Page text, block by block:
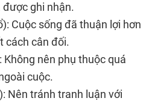
ghi nhận.
Cuộc sống đã thuận lợi hơn
cách cân đối.
nên phụ thuộc quá
cuộc.
Nên tránh tranh luận với